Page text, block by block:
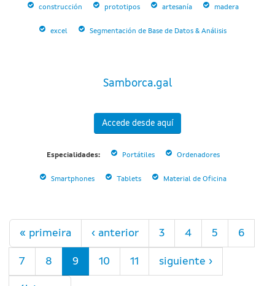
construcción prototipos artesanía madera
excel Segmentación de Base de Datos & Análisis
Samborca.gal
Accede desde aquí
Especialidades: Portátiles Ordenadores
Smartphones Tablets Material de Oficina
Páginas
« primeira ‹ anterior 3 4 5 6
7 8 9 10 11 siguiente ›